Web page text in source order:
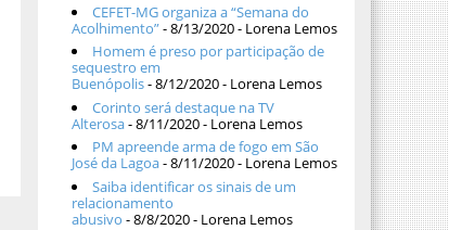
CEFET-MG organiza a “Semana do
Acolhimento”- 8/13/2020- Lorena Lemos
Homem é preso por participação de
sequestro em
Buenópolis- 8/12/2020- Lorena Lemos
Corinto será destaque na TV
Alterosa- 8/11/2020- Lorena Lemos
PM apreende arma de fogo em São
José da Lagoa- 8/11/2020- Lorena Lemos
Saiba identificar os sinais de um
relacionamento
abusivo - 8/8/2020- Lorena Lemos